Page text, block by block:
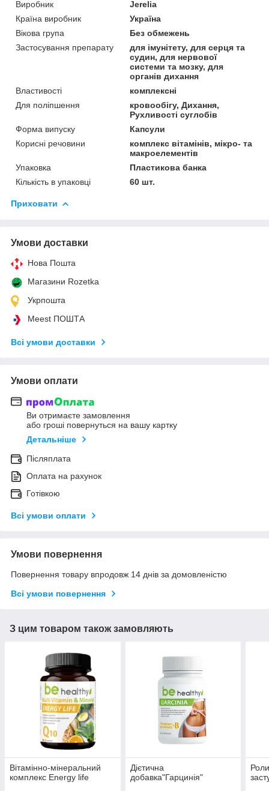
Виробник
Jerelia
Країна виробник
Україна
Вікова група
Без обмежень
Застосування препарату
для імунітету, для серця та
судин, для нервової
системи та мозку, для
органів дихання
Властивості
комплексні
Для поліпшення
кровообігу, Дихання,
Рухливості суглобів
Форма випуску
Капсули
Корисні речовини
комплекс вітамінів, мікро- та
макроелементів
Упаковка
Пластикова банка
Кількість в упаковці
60 шт.
Приховати
Умови доставки
Нова Пошта
Магазини Rozetka
Укрпошта
Meest ПОШТА
Всі умови доставки
Умови оплати
Ви отримаєте замовлення
або гроші повернуться на вашу картку
Детальніше
Післяплата
Оплата на рахунок
Готівкою
Всі умови оплати
Умови повернення
Повернення товару впродовж 14 днів за домовленістю
Всі умови повернення
З цим товаром також замовляють
Вітамінно-мінеральний
комплекс Energy life
Дієтична
добавка"Гарцинія"